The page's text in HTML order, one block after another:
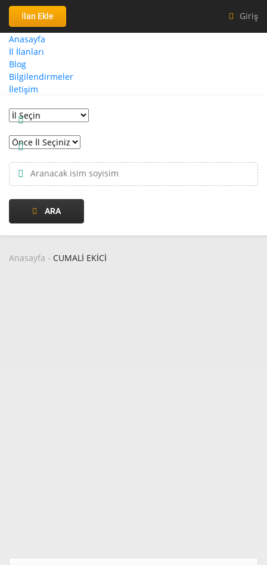
İlan Ekle Giriş
Anasayfa
İl İlanları
Blog
Bilgilendirmeler
İletişim
ARA
Anasayfa - CUMALİ EKİCİ